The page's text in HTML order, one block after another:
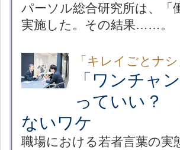
パーソル総合研究所は、「
実施した。その結果……。
「キレイごとナ
「ワンチャ
っていい？
ないワケ
職場における若者言葉の